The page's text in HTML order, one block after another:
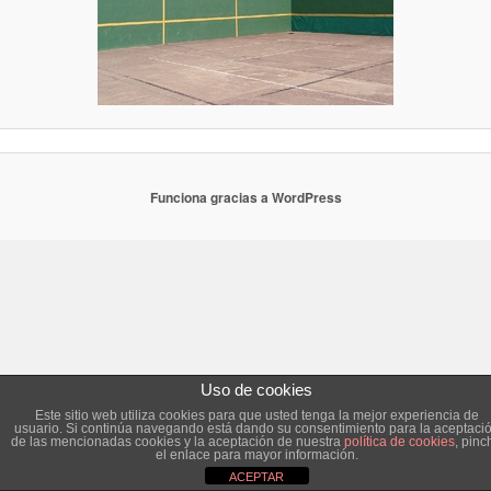
Funciona gracias a WordPress
Uso de cookies
Este sitio web utiliza cookies para que usted tenga la mejor experiencia de
usuario. Si continúa navegando está dando su consentimiento para la
de las mencionadas cookies y la aceptación de nuestra política de cookies,
el enlace para mayor información.
ACEPTAR